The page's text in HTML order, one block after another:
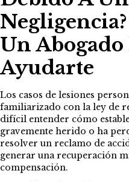
Un Abogado
Ayudarte
Los casos de lesiones
familiarizado con la ley de
difícil entender cómo
gravemente herido o ha
resolver un reclamo de
generar una recuperación
compensación.